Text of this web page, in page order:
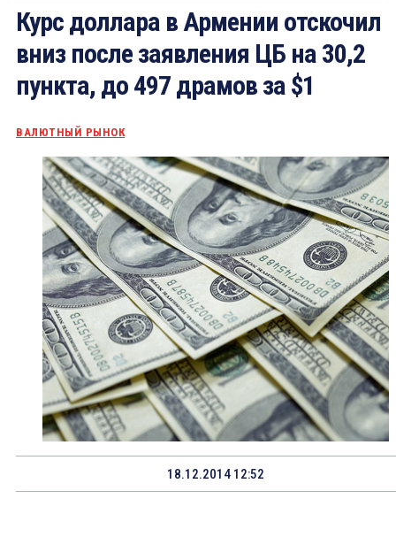
Курс доллара в Армении отскочил
вниз после заявления ЦБ на 30,2
пункта, до 497 драмов за $1
ВАЛЮТНЫЙ РЫНОК
18.12.2014 12:52